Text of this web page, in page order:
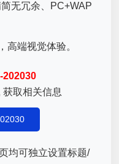
无冗余、PC+WAP
高端视觉体验。
202030
取相关信息
均可独立设置标题/